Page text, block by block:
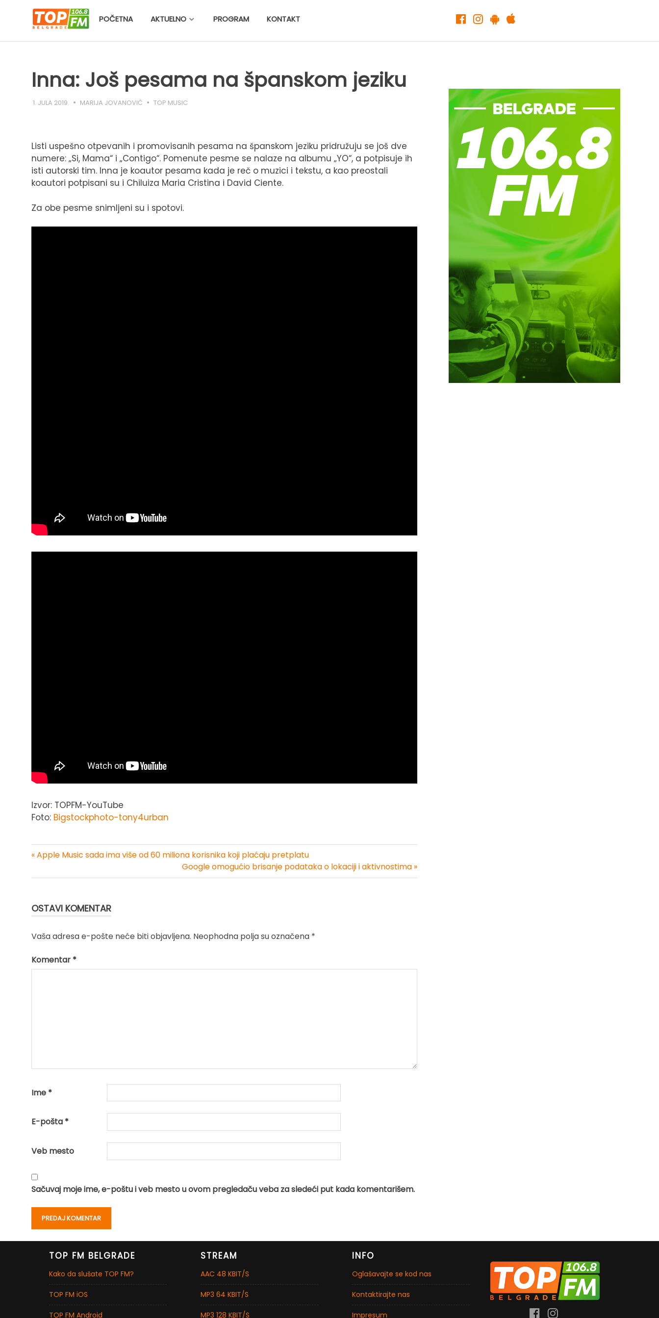
POČETNA AKTUELNO PROGRAM KONTAKT
Inna: Još pesama na španskom jeziku
1. JULA 2019. MARIJA JOVANOVIĆ TOP MUSIC
Listi uspešno otpevanih i promovisanih pesama na španskom jeziku pridružuju se još dve
numere: „Si, Mama“ i „Contigo“. Pomenute pesme se nalaze na albumu „YO“, a potpisuje ih
isti autorski tim. Inna je koautor pesama kada je reč o muzici i tekstu, a kao preostali
koautori potpisani su i Chiluiza Maria Cristina i David Ciente.
Za obe pesme snimljeni su i spotovi.
Izvor: TOPFM-YouTube
Foto: Bigstockphoto-tony4urban
« Apple Music sada ima više od 60 miliona korisnika koji plaćaju pretplatu
Google omogućio brisanje podataka o lokaciji i aktivnostima »
OSTAVI KOMENTAR
Vaša adresa e-pošte neće biti objavljena. Neophodna polja su označena *
Komentar *
Ime *
E-pošta *
Veb mesto
Sačuvaj moje ime, e-poštu i veb mesto u ovom pregledaču veba za sledeći put kada komentarišem.
TOP FM BELGRADE
Kako da slušate TOP FM?
TOP FM iOS
TOP FM Android
STREAM
AAC 48 KBIT/S
MP3 64 KBIT/S
MP3 128 KBIT/S
INFO
Oglašavajte se kod nas
Kontaktirajte nas
Impresum